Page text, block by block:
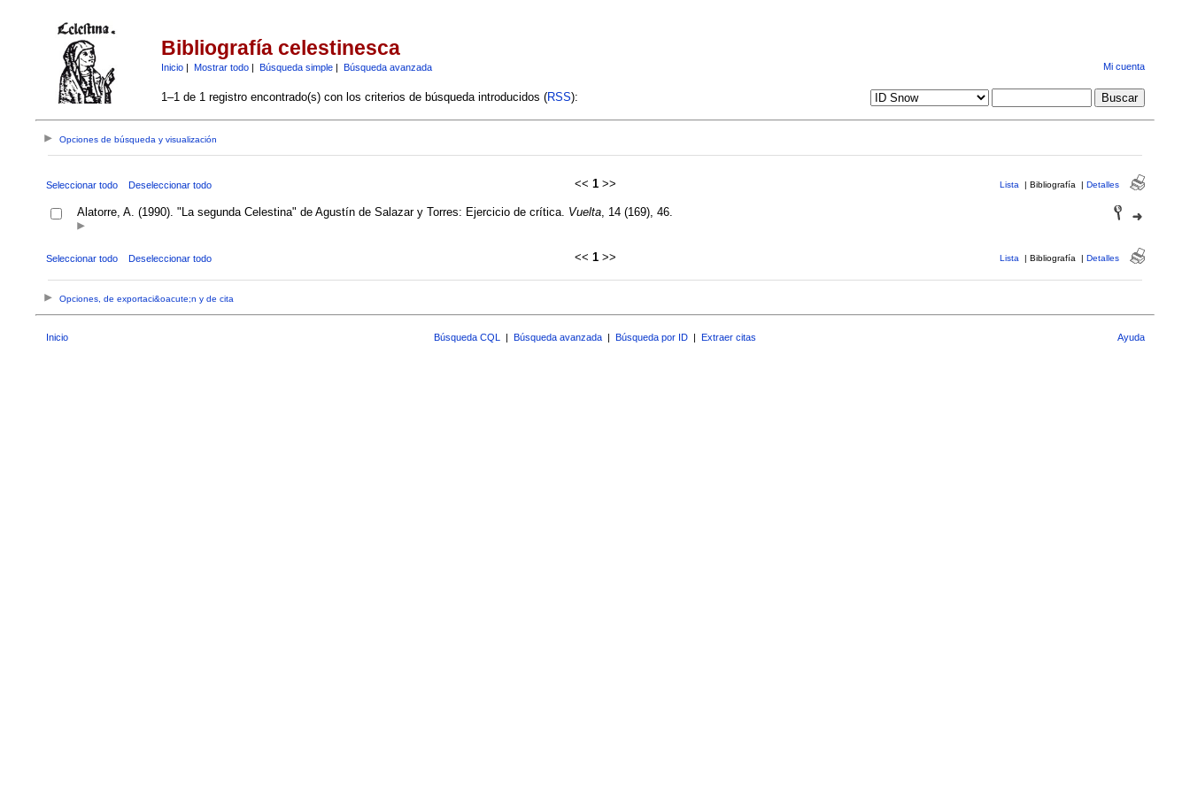
Bibliografía celestinesca
Inicio| Mostrar todo| Búsqueda simple| Búsqueda avanzada Mi cuenta
1–1 de 1 registro encontrado(s) con los criterios de búsqueda introducidos (RSS):
Opciones de búsqueda y visualización
Seleccionar todo Deseleccionar todo << 1>> Lista | Bibliografía | Detalles
Alatorre, A. (1990). "La segunda Celestina" de Agustín de Salazar y Torres: Ejercicio de crítica. Vuelta, 14 (169), 46.
Seleccionar todo Deseleccionar todo << 1>> Lista | Bibliografía | Detalles
Opciones, de exportaci&oacute;n y de cita
Inicio Búsqueda CQL | Búsqueda avanzada | Búsqueda por ID | Extraer citas Ayuda